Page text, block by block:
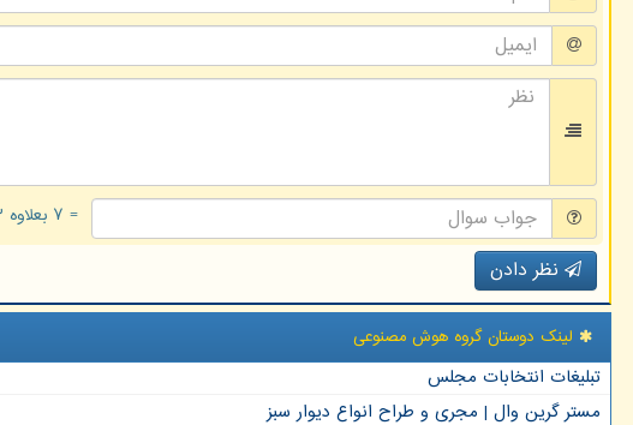
= ۷ بعلاوه ۳
نظر دادن
لینک دوستان گروه هوش مصنوعی
تبلیغات انتخابات مجلس
مستر گرین وال | مجری و طراح انواع دیوار سبز